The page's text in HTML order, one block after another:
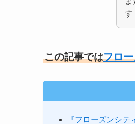
す
この記事ではフロ
『フローズンシ